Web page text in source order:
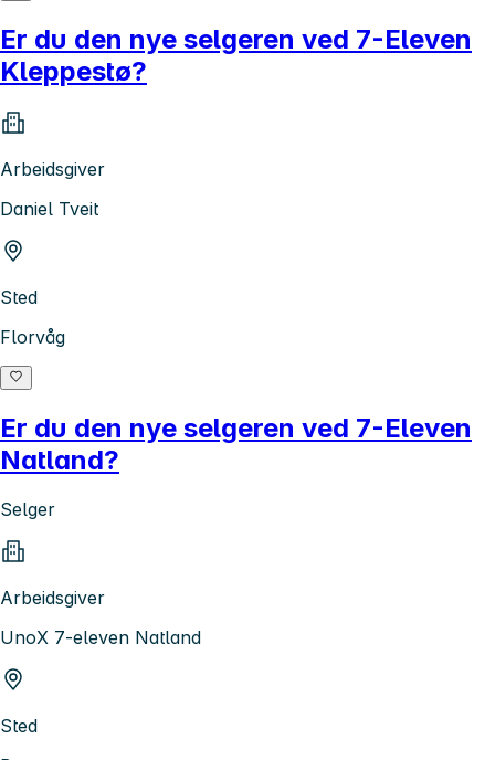
Er du den nye selgeren ved 7-Eleven
Kleppestø?
Arbeidsgiver
Daniel Tveit
Sted
Florvåg
Er du den nye selgeren ved 7-Eleven
Natland?
Selger
Arbeidsgiver
UnoX 7-eleven Natland
Sted